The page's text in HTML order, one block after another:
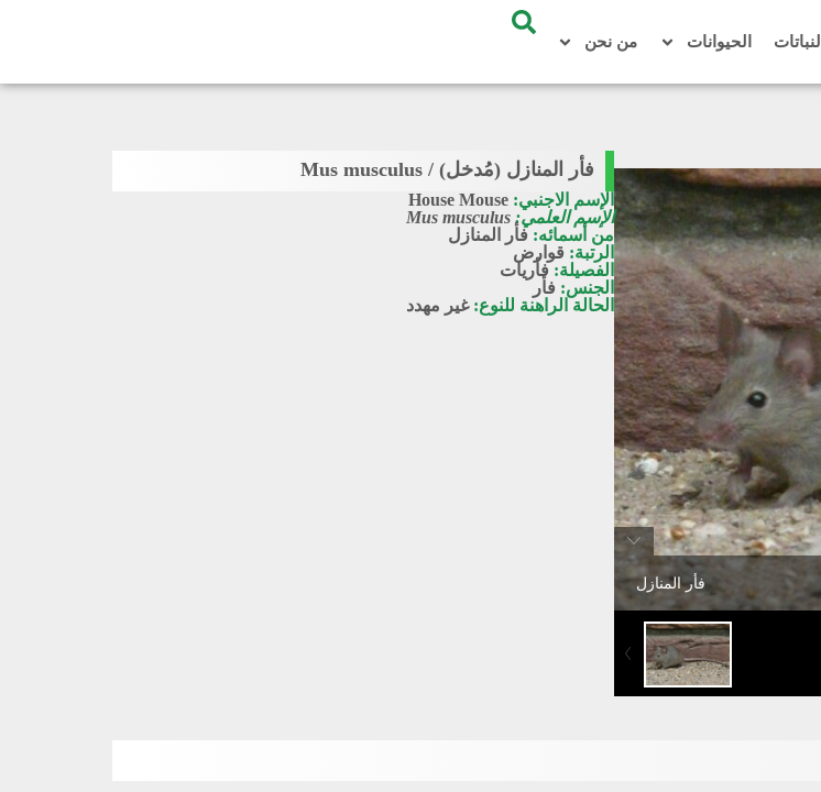
النباتات الحيوانات من نحن
فأر المنازل
فأر المنازل (مُدخل) / Mus musculus
الإسم الاجنبي: House Mouse
الإسم العلمي: Mus musculus
من أسمائه: فأر المنازل
الرتبة: قوارض
الفصيلة: فأريات
الجنس: فأر
الحالة الراهنة للنوع:غير مهدد